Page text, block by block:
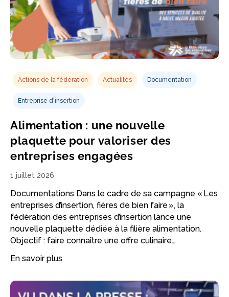
Actions de la fédération Actualités Documentation
Entreprise d'insertion
Alimentation : une nouvelle
plaquette pour valoriser des
entreprises engagées
1 juillet 2026
Documentations Dans le cadre de sa campagne « Les
entreprises d’insertion, fières de bien faire », la
fédération des entreprises d’insertion lance une
nouvelle plaquette dédiée à la filière alimentation.
Objectif : faire connaître une offre culinaire…
En savoir plus